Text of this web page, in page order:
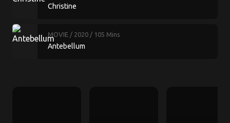
Christine
MOVIE / 2020 / 105 Mins
Antebellum